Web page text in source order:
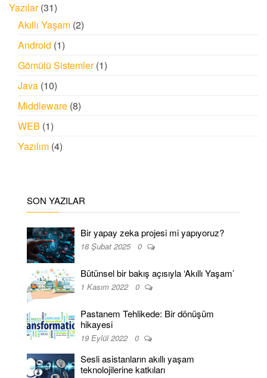
Yazılar(31)
Akıllı Yaşam (2)
Android (1)
Gömülü Sistemler(1)
Java (10)
Middleware (8)
WEB (1)
Yazılım (4)
SON YAZILAR
Bir yapay zeka projesi mi yapıyoruz?
18 Şubat 2025 0
Bütünsel bir bakış açısıyla ‘Akıllı Yaşam’
1 Kasım 2022 0
Pastanem Tehlikede: Bir dönüşüm
hikayesi
19 Eylül 2022 0
Sesli asistanların akıllı yaşam
teknolojilerine katkıları